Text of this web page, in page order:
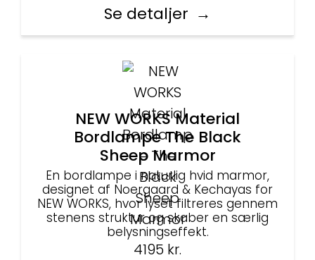
Se detaljer
NEW WORKS Material
Bordlampe The Black
Sheep Marmor
En bordlampe i naturlig hvid marmor,
designet af Noergaard & Kechayas for
NEW WORKS, hvor lyset filtreres gennem
stenens struktur og skaber en særlig
belysningseffekt.
4195 kr.